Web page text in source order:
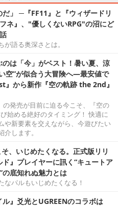
だ」 ─『FF11』と『ウィザードリ
ネ』、"優しくないRPG"の沼にど
語る奥深さとは。
のは「今」がベスト！暑い夏、涼
空”が似合う大冒険へ―最安値で
』から新作『空の軌跡 the 2nd』
の発売が目前に迫る今こそ、『空の
始める絶好のタイミング！ 快適に
や新要素を交えながら、今遊びたい
します。
、いじめたくなる。正式版リリ
』プレイヤーに訊く“キュートア
の底知れぬ魅力とは
なパルもいじめたくなる！
ル』爻光とUGREENのコラボは